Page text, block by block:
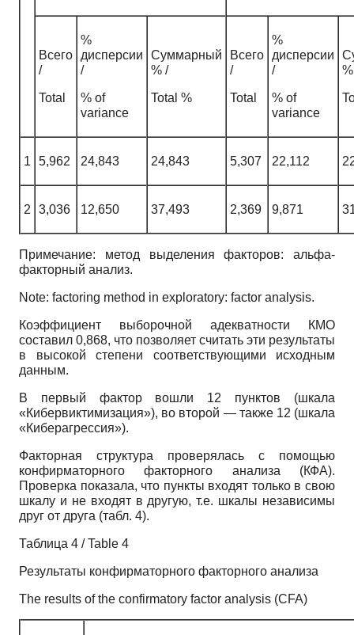
Всего
/
Total
%
дисперсии
/
% of
variance
Суммарный
% /
Total %
Всего
/
Total
%
дисперсии
/
% of
variance
1 5,962 24,843 24,843 5,307 22,112
2 3,036 12,650 37,493 2,369 9,871
Примечание: метод выделения факторов: альфа-
факторный анализ.
Note: factoring method in exploratory: factor analysis.
Коэффициент выборочной адекватности КМО
составил 0,868, что позволяет считать эти результаты
в высокой степени соответствующими исходным
данным.
В первый фактор вошли 12 пунктов (шкала
«Кибервиктимизация»), во второй — также 12 (шкала
«Киберагрессия»).
Факторная структура проверялась с помощью
конфирматорного факторного анализа (КФА).
Проверка показала, что пункты входят только в свою
шкалу и не входят в другую, т.е. шкалы независимы
друг от друга (табл. 4).
Таблица 4 / Table 4
Результаты конфирматорного факторного анализа
The results of the confirmatory factor analysis (CFA)